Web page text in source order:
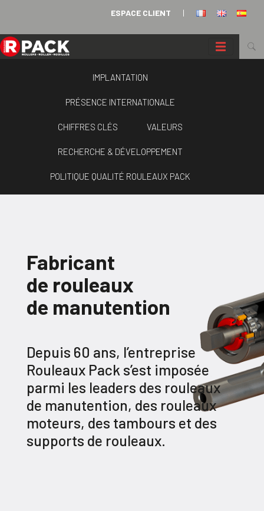
ESPACE CLIENT |
IMPLANTATION
PRÉSENCE INTERNATIONALE
CHIFFRES CLÉS VALEURS
RECHERCHE & DÉVELOPPEMENT
POLITIQUE QUALITÉ ROULEAUX PACK
Fabricant
de rouleaux
de manutention
Depuis 60 ans, l’entreprise
Rouleaux Pack s’est imposée
parmi les leaders des rouleaux
de manutention, des rouleaux
moteurs, des tambours et des
supports de rouleaux.